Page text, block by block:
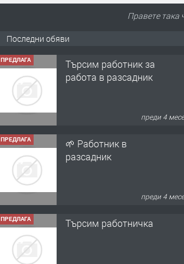
Правете така
Последни обяви
ПРЕДЛАГА
Търсим работник за
работа в разсадник
преди 4
ПРЕДЛАГА
🌱 Работник в
разсадник
преди 4
ПРЕДЛАГА Търсим работничка